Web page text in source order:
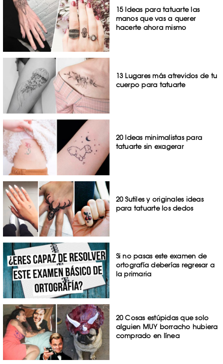
15 Ideas para tatuarte las
manos que vas a querer
hacerte ahora mismo
13 Lugares más atrevidos de tu
cuerpo para tatuarte
20 Ideas minimalistas para
tatuarte sin exagerar
20 Sutiles y originales ideas
para tatuarte los dedos
Si no pasas este examen de
ortografía deberías regresar a
la primaria
20 Cosas estúpidas que solo
alguien MUY borracho hubiera
comprado en línea